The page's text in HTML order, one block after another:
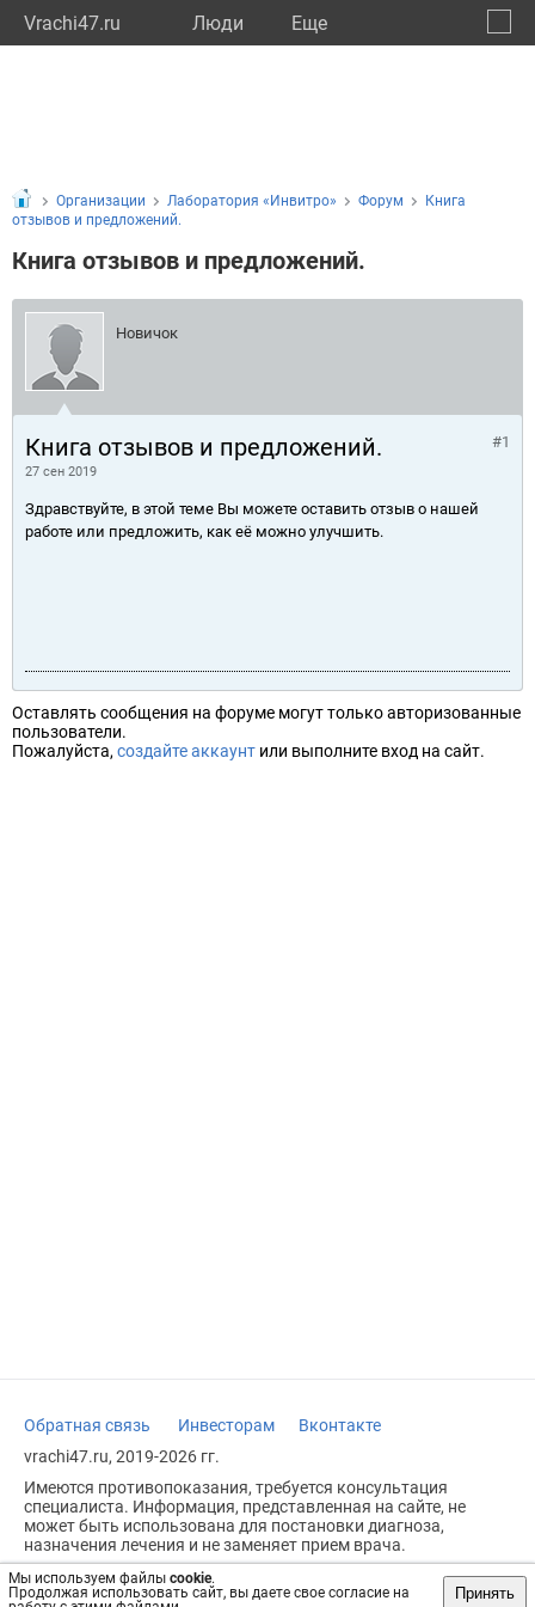
Vrachi47.ru Люди Eще
Мы используем файлы cookie.
Продолжая использовать сайт, вы даете свое согласие на
Принять
Организации Лаборатория «Инвитро» Форум
Книга
отзывов и предложений.
Книга отзывов и предложений.
Новичок
Книга отзывов и предложений.
27 сен 2019
#1
Здравствуйте, в этой теме Вы можете оставить отзыв о нашей
работе или предложить, как её можно улучшить.
Оставлять сообщения на форуме могут только авторизованные
пользователи.
Пожалуйста, создайте аккаунт или выполните вход на сайт.
Обратная связь Инвесторам
Вконтакте
vrachi47.ru, 2019-2026 гг.
Имеются противопоказания, требуется консультация
специалиста. Информация, представленная на сайте, не
может быть использована для постановки диагноза,
назначения лечения и не заменяет прием врача.
Возрастное ограничение: 18+